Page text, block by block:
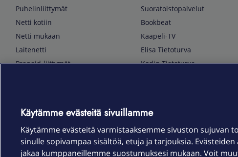
Puhelinliittymät
Netti kotiin
Netti mukaan
Laitenetti
Prepaid-liittymät
TV & audio
Kodinkoneet
Kamerat ja dronet
Suoratoistopalvelut
Bookbeat
Kaapeli-TV
Elisa Tietoturva
Kodin Tietoturva
Elisa Kotiverkko
Elisa Pilvilinna
Elisa Laiteturva
Käytämme evästeitä sivuillamme
Käytämme evästeitä varmistaaksemme sivuston sujuvan
sinulle sopivampaa sisältöä, etuja ja tarjouksia.
jakaa kumppaneillemme suostumuksesi mukaan. Voit